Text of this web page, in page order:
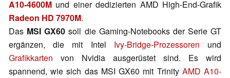
A10-4600M und einer dedizierten AMD High-End-Grafik
Radeon HD 7970M.
Das MSI GX60 soll die Gaming-Notebooks der Serie GT
ergänzen, die mit Intel Ivy-Bridge-Prozessoren und
Grafikkarten von Nvidia ausgerüstet sind. Es wird
spannend, wie sich das MSI GX60 mit Trinity AMD A10-